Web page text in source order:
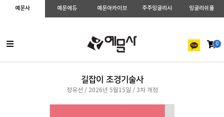
예문사 예문에듀 예문아카이브 주주잉글리시 잉글리쉬풀
0
길잡이 조경기술사
정유선 / 2026년 5월15일 / 3차 개정